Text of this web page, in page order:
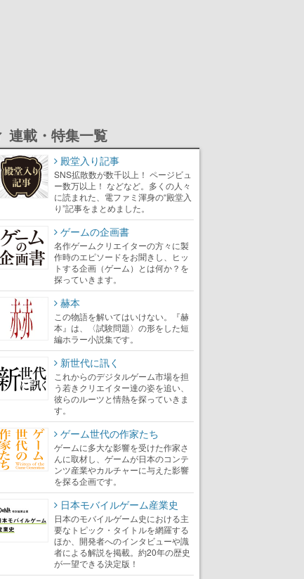
連載・特集一覧
殿堂入り記事
SNS拡散数が数千以上！ ページビュ
ー数万以上！ などなど。多くの人々
に読まれた、電ファミ渾身の“殿堂入
り”記事をまとめました。
ゲームの企画書
名作ゲームクリエイターの方々に製
作時のエピソードをお聞きし、ヒッ
トする企画（ゲーム）とは何か？を
探っていきます。
赫本
この物語を解いてはいけない。『赫
本』は、〈試験問題〉の形をした短
編ホラー小説集です。
新世代に訊く
これからのデジタルゲーム市場を担
う若きクリエイター達の姿を追い、
彼らのルーツと情熱を探っていきま
す。
ゲーム世代の作家たち
ゲームに多大な影響を受けた作家さ
んに取材し、ゲームが日本のコンテ
ンツ産業やカルチャーに与えた影響
を探る企画です。
日本モバイルゲーム産業史
日本のモバイルゲーム史における主
要なトピック・タイトルを網羅する
ほか、開発者へのインタビューや識
者による解説を掲載。約20年の歴史
が一望できる決定版！